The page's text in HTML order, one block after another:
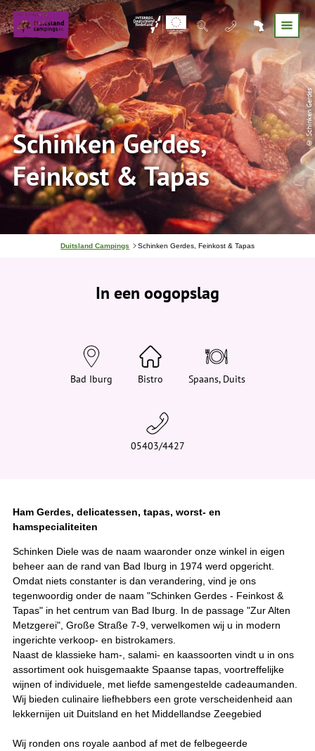
© Schinken Gerdes
Schinken Gerdes,
Feinkost & Tapas
J
Duitsland Campings Schinken Gerdes, Feinkost & Tapas
In een oogopslag
Bad Iburg Bistro Spaans, Duits
05403/4427
Ham Gerdes, delicatessen, tapas, worst- en
hamspecialiteiten
Schinken Diele was de naam waaronder onze winkel in eigen
beheer aan de rand van Bad Iburg in 1974 werd opgericht.
Omdat niets constanter is dan verandering, vind je ons
tegenwoordig onder de naam "Schinken Gerdes - Feinkost &
Tapas" in het centrum van Bad Iburg. In de passage "Zur Alten
Metzgerei", Große Straße 7-9, verwelkomen wij u in modern
ingerichte verkoop- en bistrokamers.
Naast de klassieke ham-, salami- en kaassoorten vindt u in ons
assortiment ook huisgemaakte Spaanse tapas, voortreffelijke
wijnen of individuele, met liefde samengestelde cadeaumanden.
Wij bieden culinaire liefhebbers een grote verscheidenheid aan
lekkernijen uit Duitsland en het Middellandse Zeegebied
Wij ronden ons royale aanbod af met de felbegeerde